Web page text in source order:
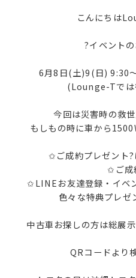
こんにちは
?イベント
6月8日(土)9(日) 9:30
(Lounge-Tでは
今回は災害時の救
もしもの時に車から
✩ご成約プレゼント?
✩ご成
✩LINEお友達登録・イベ
色々な特典プレゼ
中古車お探しの方は総展
QRコードより